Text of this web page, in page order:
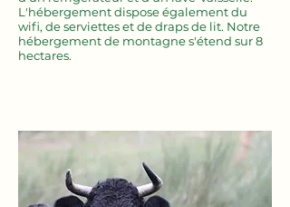
L'hébergement dispose également du
wifi, de serviettes et de draps de lit. Notre
hébergement de montagne s'étend sur 8
hectares.